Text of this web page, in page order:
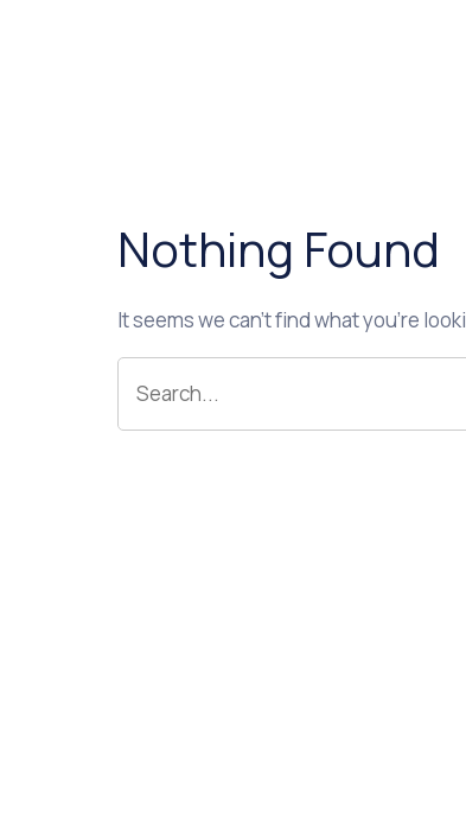
Nothing Found
It seems we can’t find what you’re